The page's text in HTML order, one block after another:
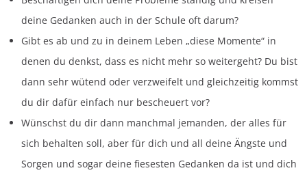
deine Gedanken auch in der Schule oft darum?
Gibt es ab und zu in deinem Leben „diese Momente“ in
denen du denkst, dass es nicht mehr so weitergeht? Du bist
dann sehr wütend oder verzweifelt und gleichzeitig kommst
du dir dafür einfach nur bescheuert vor?
Wünschst du dir dann manchmal jemanden, der alles für
sich behalten soll, aber für dich und all deine Ängste und
Sorgen und sogar deine fiesesten Gedanken da ist und dich